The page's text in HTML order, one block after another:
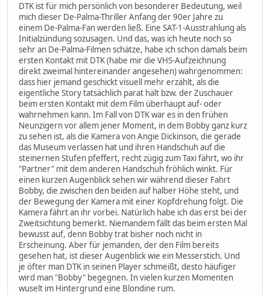
DTK ist für mich persönlich von besonderer Bedeutung, weil
mich dieser De-Palma-Thriller Anfang der 90er Jahre zu
einem De-Palma-Fan werden ließ. Eine SAT-1-Ausstrahlung als
Initialzündung sozusagen. Und das, was ich heute noch so
sehr an De-Palma-Filmen schätze, habe ich schon damals beim
ersten Kontakt mit DTK (habe mir die VHS-Aufzeichnung
direkt zweimal hintereinander angesehen) wahrgenommen:
dass hier jemand geschickt visuell mehr erzählt, als die
eigentliche Story tatsächlich parat hält bzw. der Zuschauer
beim ersten Kontakt mit dem Film überhaupt auf- oder
wahrnehmen kann. Im Fall von DTK war es in den frühen
Neunzigern vor allem jener Moment, in dem Bobby ganz kurz
zu sehen ist, als die Kamera von Angie Dickinson, die gerade
das Museum verlassen hat und ihren Handschuh auf die
steinernen Stufen pfeffert, recht zügig zum Taxi fährt, wo ihr
"Partner" mit dem anderen Handschuh fröhlich winkt. Für
einen kurzen Augenblick sehen wir während dieser Fahrt
Bobby, die zwischen den beiden auf halber Höhe steht, und
der Bewegung der Kamera mit einer Kopfdrehung folgt. Die
Kamera fährt an ihr vorbei. Natürlich habe ich das erst bei der
Zweitsichtung bemerkt. Niemandem fällt das beim ersten Mal
bewusst auf, denn Bobby trat bisher noch nicht in
Erscheinung. Aber für jemanden, der den Film bereits
gesehen hat, ist dieser Augenblick wie ein Messerstich. Und
je öfter man DTK in seinen Player schmeißt, desto häufiger
wird man "Bobby" begegnen. In vielen kurzen Momenten
wuselt im Hintergrund eine Blondine rum.